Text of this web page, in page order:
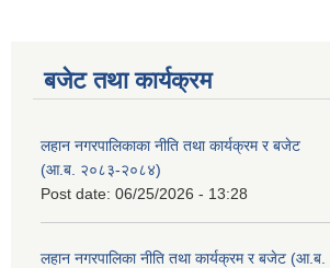
बजेट तथा कार्यक्रम
लहान नगरपालिकाका नीति तथा कार्यक्रम र बजेट
(आ.ब. २०८३-२०८४)
Post date: 06/25/2026 - 13:28
लहान नगरपालिका नीति तथा कार्यक्रम र बजेट (आ.ब.